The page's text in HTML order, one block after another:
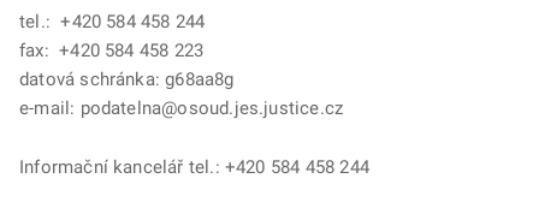
tel.: +420 584 458 244
fax: +420 584 458 223
datová schránka: g68aa8g
e-mail: podatelna@osoud.jes.justice.cz
Informační kancelář tel.: +420 584 458 244